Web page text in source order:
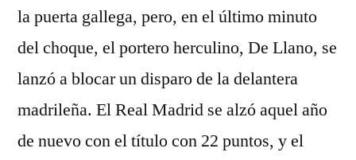
la puerta gallega, pero, en el último minuto
del choque, el portero herculino, De Llano, se
lanzó a blocar un disparo de la delantera
madrileña. El Real Madrid se alzó aquel año
de nuevo con el título con 22 puntos, y el